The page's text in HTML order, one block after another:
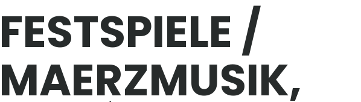
FESTSPIELE /
MAERZMUSIK,